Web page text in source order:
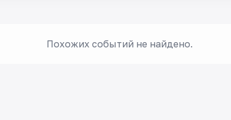
Похожих событий не найдено.